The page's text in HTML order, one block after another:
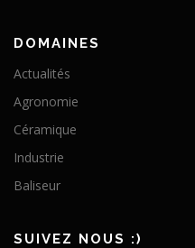
DOMAINES
Actualités
Agronomie
Céramique
Industrie
Baliseur
SUIVEZ NOUS :)